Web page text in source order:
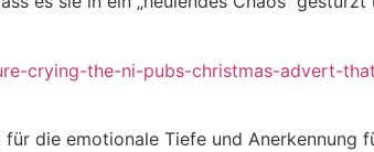
crying-the-ni-pubs-christmas-advert-
die emotionale Tiefe und Anerkennung